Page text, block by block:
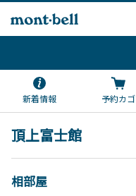
新着情報 予約カゴ
頂上富士館
相部屋